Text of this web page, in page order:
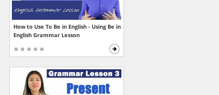
How to Use To Be in English - Using Be in
English Grammar Lesson